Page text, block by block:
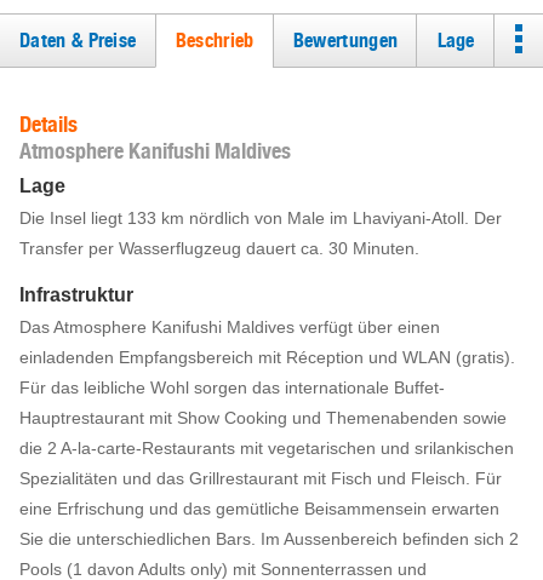
Daten & Preise Beschrieb Bewertungen Lage
Details
Atmosphere Kanifushi Maldives
Lage
Die Insel liegt 133 km nördlich von Male im Lhaviyani-Atoll. Der
Transfer per Wasserflugzeug dauert ca. 30 Minuten.
Infrastruktur
Das Atmosphere Kanifushi Maldives verfügt über einen
einladenden Empfangsbereich mit Réception und WLAN (gratis).
Für das leibliche Wohl sorgen das internationale Buffet-
Hauptrestaurant mit Show Cooking und Themenabenden sowie
die 2 A-la-carte-Restaurants mit vegetarischen und srilankischen
Spezialitäten und das Grillrestaurant mit Fisch und Fleisch. Für
eine Erfrischung und das gemütliche Beisammensein erwarten
Sie die unterschiedlichen Bars. Im Aussenbereich befinden sich 2
Pools (1 davon Adults only) mit Sonnenterrassen und